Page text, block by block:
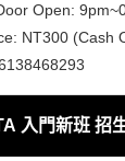
Open:
NT300 (Cash
入門新班 招